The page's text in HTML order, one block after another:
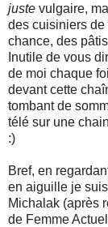
juste vulgaire,
des cuisiniers
chance, des
Inutile de vous
de moi chaque
devant cette
tombant de
télé sur une
:)
Bref, en
en aiguille je
Michalak (après
de Femme